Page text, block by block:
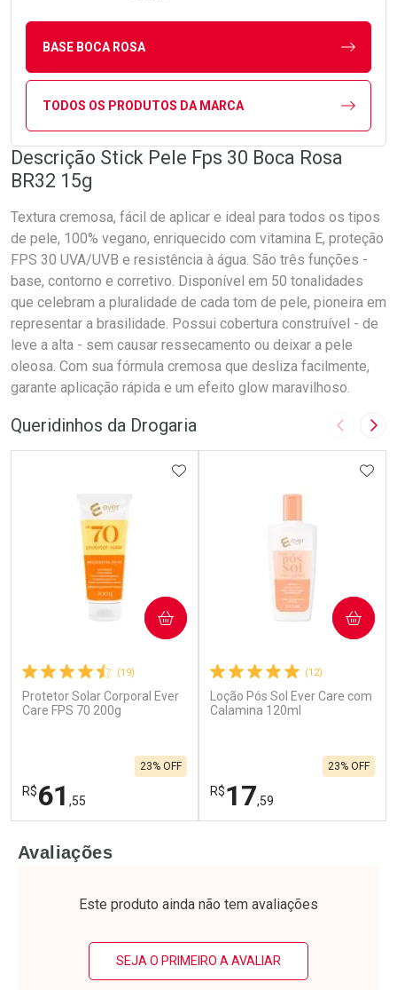
BASE BOCA ROSA
TODOS OS PRODUTOS DA MARCA
Descrição Stick Pele Fps 30 Boca Rosa
BR32 15g
Textura cremosa, fácil de aplicar e ideal para todos os tipos
de pele, 100% vegano, enriquecido com vitamina E, proteção
FPS 30 UVA/UVB e resistência à água. São três funções -
base, contorno e corretivo. Disponível em 50 tonalidades
que celebram a pluralidade de cada tom de pele, pioneira em
representar a brasilidade. Possui cobertura construível - de
leve a alta - sem causar ressecamento ou deixar a pele
oleosa. Com sua fórmula cremosa que desliza facilmente,
garante aplicação rápida e um efeito glow maravilhoso.
Queridinhos da Drogaria Imagem
(19)
Protetor Solar Corporal Ever
Care FPS 70 200g
R$61 ,55
23% OFF
ADICIONAR AOS FAVORITOS
COMPRAR
Laboratório
Por Menos
(12)
Loção Pós Sol Ever Care com
Calamina 120ml
R$17,59
23% OFF
COMPRAR
Laboratório
Por Menos
Avaliações
Este produto ainda não tem avaliações
SEJA O PRIMEIRO A AVALIAR